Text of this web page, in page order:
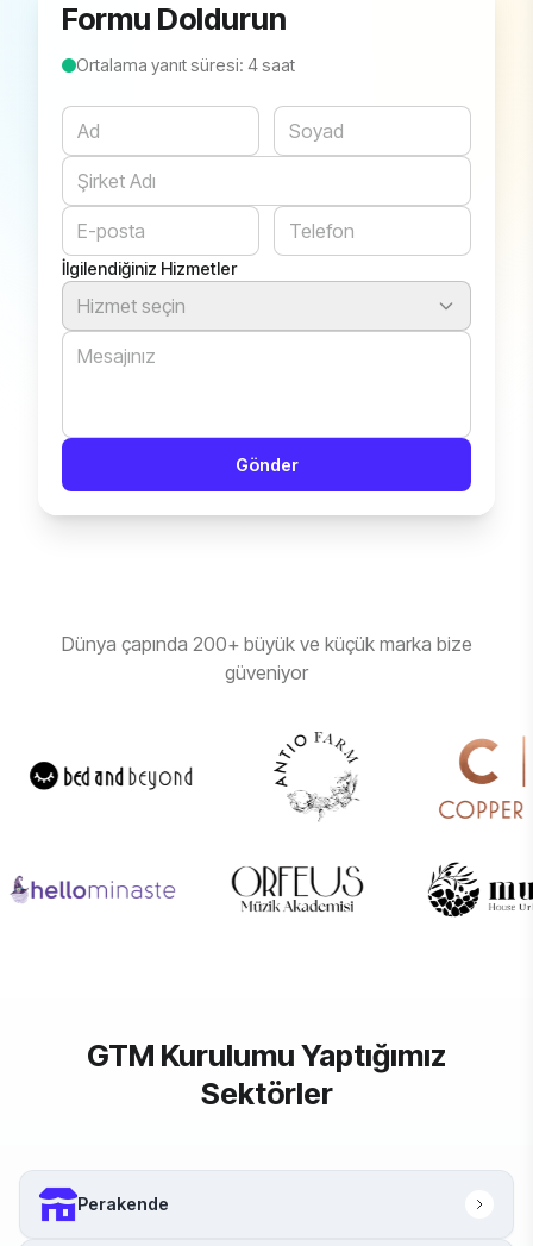
Formu Doldurun
Ortalama yanıt süresi: 4 saat
İlgilendiğiniz Hizmetler
Hizmet seçin
Website
Gönder
Dünya çapında 200+ büyük ve küçük marka bize
güveniyor
GTM Kurulumu Yaptığımız
Sektörler
Perakende